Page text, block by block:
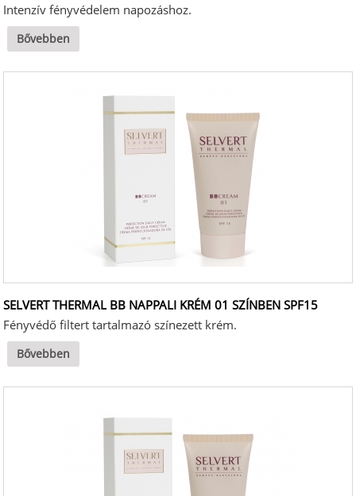
Intenzív fényvédelem napozáshoz.
Bővebben
SELVERT THERMAL BB NAPPALI KRÉM 01 SZÍNBEN SPF15
Fényvédő filtert tartalmazó színezett krém.
Bővebben